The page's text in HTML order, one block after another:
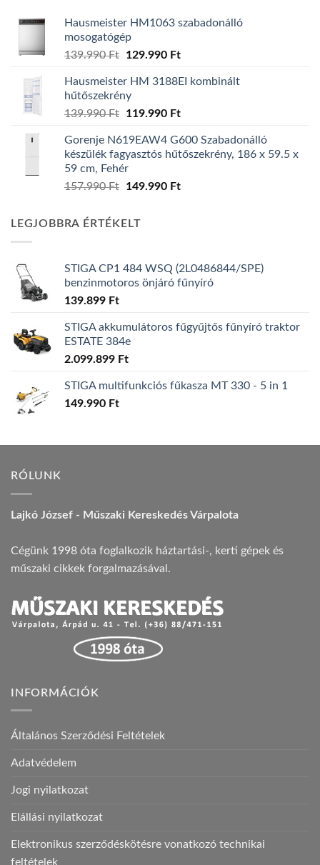
Hausmeister HM1063 szabadonálló
mosogatógép
139.990Ft
Original
was:
139.990 Ft.
129.990 FtCurrent
is:
Hausmeister HM 3188EI kombinált
hűtőszekrény
139.990Ft
Original
was:
139.990 Ft.
119.990 FtCurrent
is:
119.990 Ft.
Gorenje N619EAW4 G600 Szabadonálló
készülék fagyasztós hűtőszekrény, 186 x 59.5 x
59 cm, Fehér
157.990Ft
Original
157.990 Ft.
149.990 FtCurrent
LEGJOBBRA ÉRTÉKELT
STIGA CP1 484 WSQ (2L0486844/SPE)
benzinmotoros önjáró fűnyíró
139.899 Ft
STIGA akkumulátoros fűgyűjtős fűnyíró traktor
ESTATE 384e
2.099.899 Ft
STIGA multifunkciós fűkasza MT 330 - 5 in 1
149.990 Ft
RÓLUNK
Lajkó József - Műszaki Kereskedés Várpalota
Cégünk 1998 óta foglalkozik háztartási-, kerti gépek és
műszaki cikkek forgalmazásával.
INFORMÁCIÓK
Általános Szerződési Feltételek
Adatvédelem
Jogi nyilatkozat
Elállási nyilatkozat
Elektronikus szerződéskötésre vonatkozó technikai
feltételek